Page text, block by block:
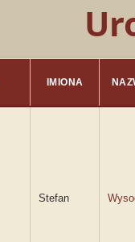
IMIONA
Stefan